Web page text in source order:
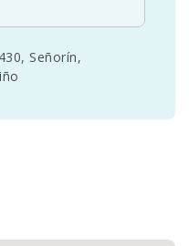
Señorín,